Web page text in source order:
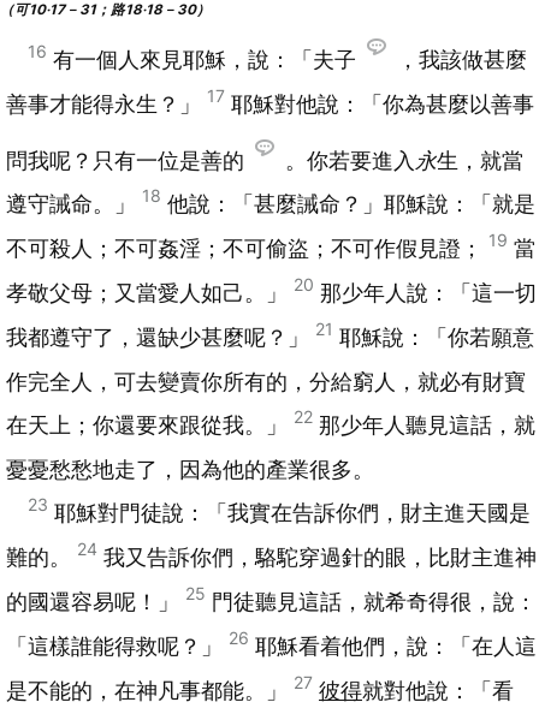
（可10‧17－31；路18‧18－30）
16 有一個人來見耶穌，說：「夫子
，我該做甚麼
善事才能得永生？」
17 耶穌對他說：「你為甚麼以善事
問我呢？只有一位是善的 。你若要進入永生，就當
遵守誡命。」
18 他說：「甚麼誡命？」耶穌說：「就是
不可殺人；不可姦淫；不可偷盜；不可作假見證；
19 當
孝敬父母；又當愛人如己。」
20 那少年人說：「這一切
我都遵守了，還缺少甚麼呢？」
21 耶穌說：「你若願意
作完全人，可去變賣你所有的，分給窮人，就必有財寶
在天上；你還要來跟從我。」
22 那少年人聽見這話，就
憂憂愁愁地走了，因為他的產業很多。
23 耶穌對門徒說：「我實在告訴你們，財主進天國是
難的。
24 我又告訴你們，駱駝穿過針的眼，比財主進神
的國還容易呢！」
25 門徒聽見這話，就希奇得很，說：
「這樣誰能得救呢？」
26 耶穌看着他們，說：「在人這
是不能的，在神凡事都能。」
27 彼得就對他說：「看